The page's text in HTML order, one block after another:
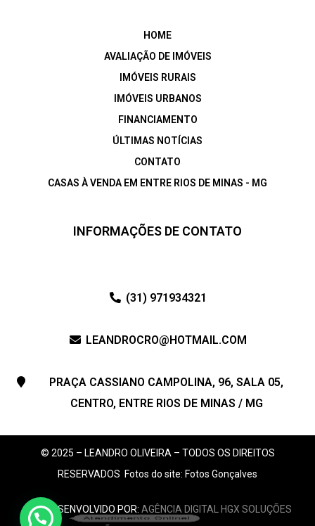
HOME
AVALIAÇÃO DE IMÓVEIS
IMÓVEIS RURAIS
IMÓVEIS URBANOS
FINANCIAMENTO
ÚLTIMAS NOTÍCIAS
CONTATO
CASAS À VENDA EM ENTRE RIOS DE MINAS - MG
INFORMAÇÕES DE CONTATO
(31) 971934321
LEANDROCRO@HOTMAIL.COM
PRAÇA CASSIANO CAMPOLINA, 96, SALA 05,
CENTRO, ENTRE RIOS DE MINAS / MG
© 2025 – LEANDRO OLIVEIRA – TODOS OS DIREITOS
RESERVADOS Fotos do site: Fotos Gonçalves
SITE DESENVOLVIDO POR: AGÊNCIA DIGITAL HGX SOLUÇÕES
Atendimento Online!